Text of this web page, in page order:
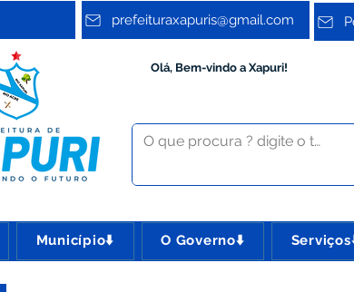
prefeituraxapuris@gmail.com
Olá, Bem-vindo a Xapuri!
Município⬇️ O Governo⬇️